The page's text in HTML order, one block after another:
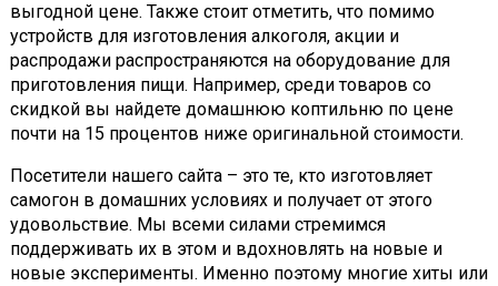
выгодной цене. Также стоит отметить, что помимо
устройств для изготовления алкоголя, акции и
распродажи распространяются на оборудование для
приготовления пищи. Например, среди товаров со
скидкой вы найдете домашнюю коптильню по цене
почти на 15 процентов ниже оригинальной стоимости.
Посетители нашего сайта – это те, кто изготовляет
самогон в домашних условиях и получает от этого
удовольствие. Мы всеми силами стремимся
поддерживать их в этом и вдохновлять на новые и
новые эксперименты. Именно поэтому многие хиты или